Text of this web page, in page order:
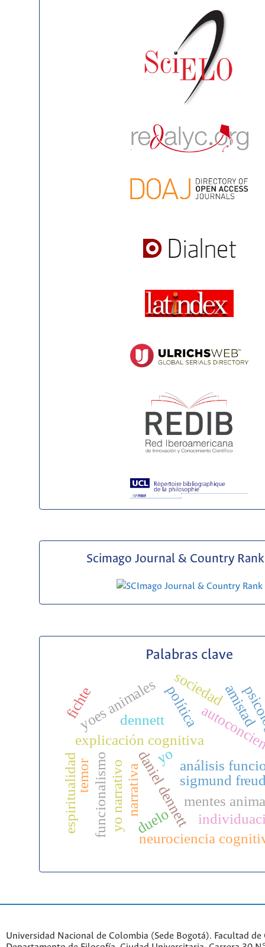
Scimago Journal & Country Rank
Palabras clave
dennett
explicación cognitiva
análisis
daniel dennett
yo
narrativa
yoes animales
mentes
yo narrativo
funcionalismo
neurociencia
política amistad
sociedad
duelo
sigmund
temor
espiritualidad
fichte
Universidad Nacional de Colombia (Sede Bogotá). Facultad de